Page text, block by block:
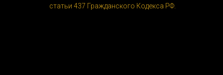
статьи 437 Гражданского Кодекса РФ.